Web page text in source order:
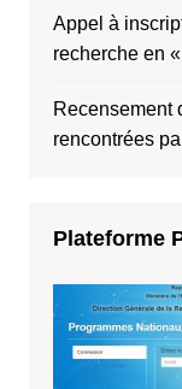
Appel à
recherche en
Recensement
rencontrées
Plateforme